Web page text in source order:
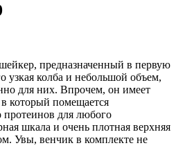
предназначенный в первую
узкая колба и небольшой объем,
для них. Впрочем, он имеет
который помещается
для любого
шкала и очень плотная верхняя
Увы, венчик в комплекте не